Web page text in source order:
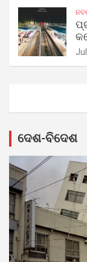
ଦେଶ-ବିଦେଶ